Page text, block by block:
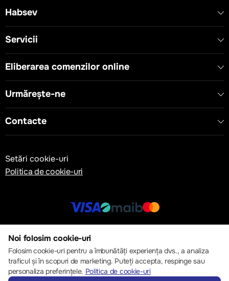
Habsev
Servicii
Eliberarea comenzilor online
Urmărește-ne
Contacte
Setări cookie-uri
Politica de cookie-uri
© 2013 – 2026 ECOM
Noi folosim cookie-uri
Folosim cookie-uri pentru a îmbunătăți experiența dvs., a analiza
traficul și în scopuri de marketing. Puteți accepta, respinge sau
personaliza preferințele. Politica de cookie-uri